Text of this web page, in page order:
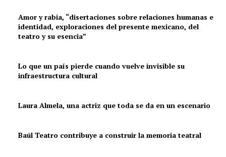
Amor y rabia, “disertaciones sobre relaciones humanas e
identidad, exploraciones del presente mexicano, del
teatro y su esencia”
Lo que un país pierde cuando vuelve invisible su
infraestructura cultural
Laura Almela, una actriz que toda se da en un escenario
Baúl Teatro contribuye a construir la memoria teatral